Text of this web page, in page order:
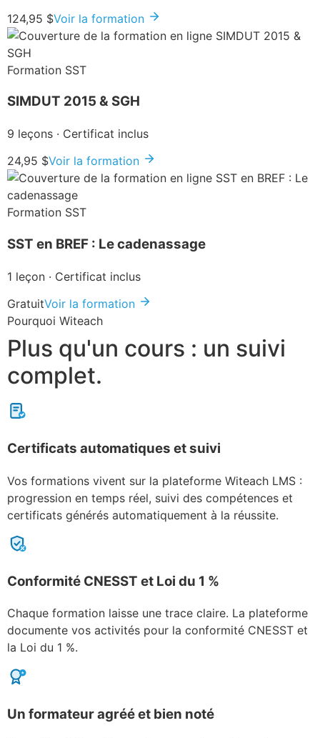
124,95 $Voir la formation
Formation SST
SIMDUT 2015 & SGH
9 leçons · Certificat inclus
24,95 $Voir la formation
Formation SST
SST en BREF : Le cadenassage
1 leçon · Certificat inclus
GratuitVoir la formation
Pourquoi Witeach
Plus qu'un cours : un suivi
complet.
Certificats automatiques et suivi
Vos formations vivent sur la plateforme Witeach LMS :
progression en temps réel, suivi des compétences et
certificats générés automatiquement à la réussite.
Conformité CNESST et Loi du 1 %
Chaque formation laisse une trace claire. La plateforme
documente vos activités pour la conformité CNESST et
la Loi du 1 %.
Un formateur agréé et bien noté